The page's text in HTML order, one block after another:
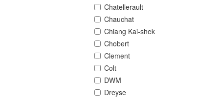
Chatellerault
Chauchat
Chiang Kai-shek
Chobert
Clement
Colt
DWM
Dreyse